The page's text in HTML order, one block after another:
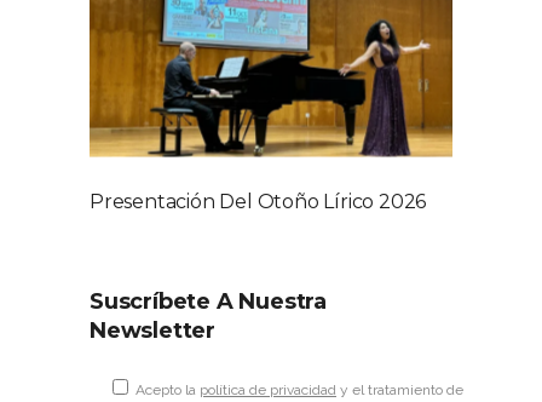
Presentación Del Otoño Lírico 2026
Suscríbete A Nuestra
Newsletter
Acepto la política de privacidad y el tratamiento de